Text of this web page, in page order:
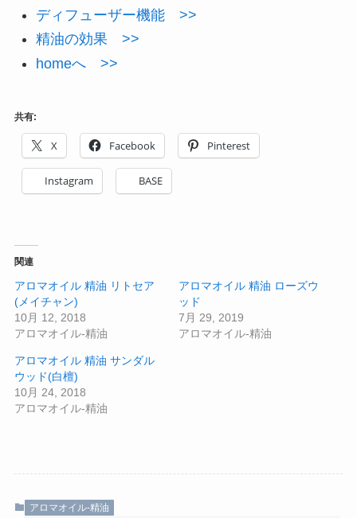
ディフューザー機能 >>
精油の効果 >>
homeへ >>
共有:
X Facebook Pinterest
Instagram BASE
関連
アロマオイル 精油 リトセア
(メイチャン)
10月 12, 2018
アロマオイル-精油
アロマオイル 精油 ローズウ
ッド
7月 29, 2019
アロマオイル-精油
アロマオイル 精油 サンダル
ウッド(白檀)
10月 24, 2018
アロマオイル-精油
アロマオイル-精油